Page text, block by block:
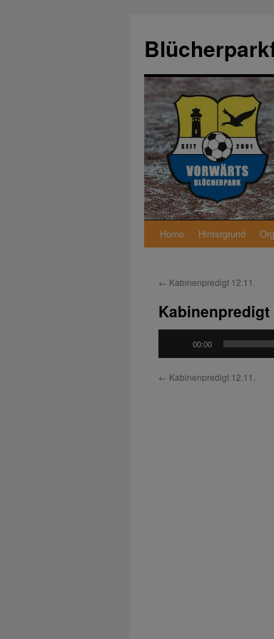
springen
Home Hintergrund
← Kabinenpredigt 12.11.
Kabinenpredigt
00:00
← Kabinenpredigt 12.11.